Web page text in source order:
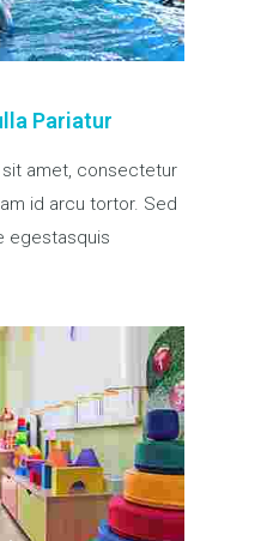
Pariatur
amet, consectetur
id arcu tortor. Sed
egestasquis